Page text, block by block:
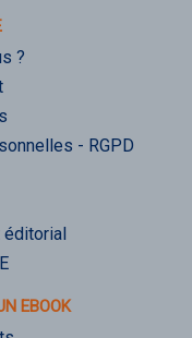
?
- RGPD
EBOOK